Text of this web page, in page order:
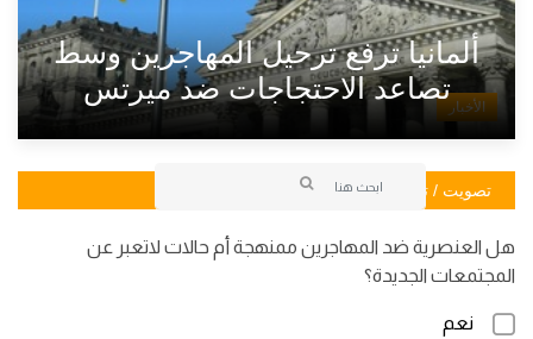
الأخبار
ألمانيا ترفع ترحيل المهاجرين وسط
تصاعد الاحتجاجات ضد ميرتس
تصويت / تصويت
هل العنصرية ضد المهاجرين ممنهجة أم حالات لاتعبر عن
المجتمعات الجديدة؟
نعم